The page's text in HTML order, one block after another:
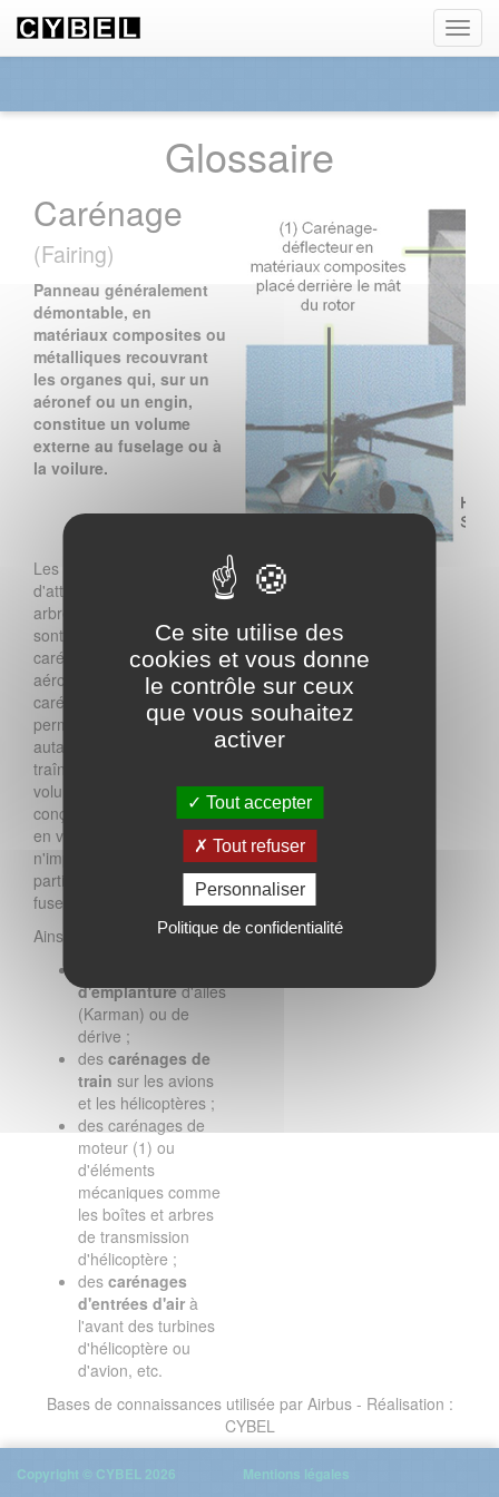
Glossaire
Carénage
(Fairing)
Panneau généralement
démontable, en
matériaux composites ou
métalliques recouvrant
les organes qui, sur un
aéronef ou un engin,
constitue un volume
externe au fuselage ou à
la voilure.
Les moteurs, les trains
d'atterrissage, les boîtes et
arbres de transmission
sont recouverts par des
carénages. Sur le plan
aérodynamique, ces
carénages doivent
permettre de réduire
autant que possible la
traînée provoquée par le
volume excroissant et sont
conçus pour pouvoir jouer,
en vol, le même rôle que
n'importe quelle autre
partie de revêtement du
fuselage ou de la voilure.
Ainsi distingue-t-on :
d'emplantured'ailes
(Karman) ou de
dérive ;
des carénages de
train sur les avions
et les hélicoptères ;
des carénages de
moteur (1) ou
d'éléments
mécaniques comme
les boîtes et arbres
de transmission
d'hélicoptère ;
des carénages
d'entrées d'air à
l'avant des turbines
d'hélicoptère ou
d'avion, etc.
Bases de connaissances utilisée par Airbus - Réalisation :
CYBEL
Copyright © CYBEL 2026 Mentions légales
Ce site utilise des
cookies et vous donne
le contrôle sur ceux
que vous souhaitez
activer
Tout accepter
Tout refuser
Personnaliser
Politique de confidentialité